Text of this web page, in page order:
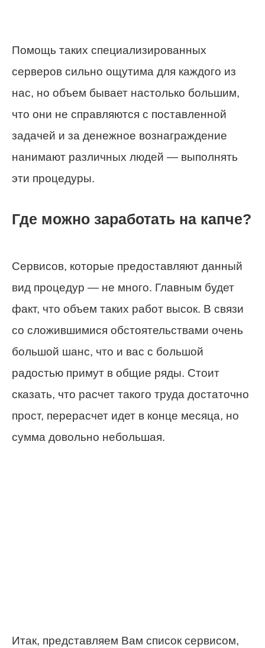
Помощь таких специализированных
серверов сильно ощутима для каждого из
нас, но объем бывает настолько большим,
что они не справляются с поставленной
задачей и за денежное вознаграждение
нанимают различных людей — выполнять
эти процедуры.
Где можно заработать на капче?
Сервисов, которые предоставляют данный
вид процедур — не много. Главным будет
факт, что объем таких работ высок. В связи
со сложившимися обстоятельствами очень
большой шанс, что и вас с большой
радостью примут в общие ряды. Стоит
сказать, что расчет такого труда достаточно
прост, перерасчет идет в конце месяца, но
сумма довольно небольшая.
Итак, представляем Вам список сервисом,